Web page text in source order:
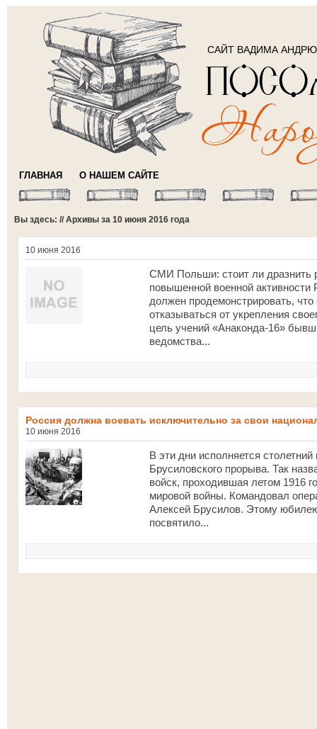
САЙТ ВАДИМА
ГЛАВНАЯ О НАШЕМ САЙТЕ
Вы здесь: // Архивы за 10 июня 2016 года
10 июня 2016
СМИ Польши: cтоит ли дразнить
повышенной военной активности
должен продемонстрировать,
отказываться от укрепления
цель учений «Анаконда-16»
ведомства...
Россия должна воевать исключительно за свои
10 июня 2016
В эти дни исполняется
Брусиловского прорыва. Так
войск, проходившая летом 1916
мировой войны. Командовал
Алексей Брусилов. Этому
посвятило...